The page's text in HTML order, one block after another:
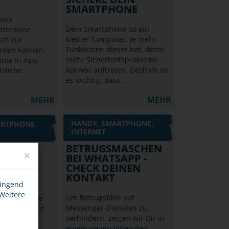
zur
können,
In-App-
MEHR
SMARTPHONE
Dein Smartphone ist ein
kleiner Computer. Je mehr
Funktionen dieser hat, desto
mehr Sicherheitsprobleme
können auftreten. Deshalb ist
es wichtig, dass…
MEHR
HANDY, SMARTPHONE,
INTERNET
BETRUGSMASCHEN
BEI WHATSAPP -
CHECK DEINEN
KONTAKT
Um Betrugsfälle auf
Messenger-Diensten zu
verhindern, zeigen wir Dir in
-
in die
Schule und
×